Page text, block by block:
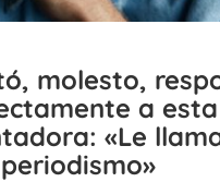
molesto,
a esta
«Le
periodismo»